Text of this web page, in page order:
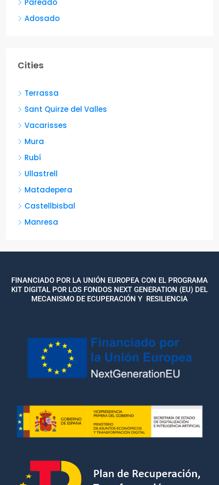
Pareado
Adosado
Cities
Terrassa
Sant Quirze del Valles
Vacarisses
Mura
Rubí
Ullastrell
Matadepera
Castellbisbal
Manresa
FINANCIADO POR LA UNIÓN EUROPEA CON EL PROGRAMA
KIT DIGITAL POR LOS FONDOS NEXT GENERATION (EU) DEL
MECANISMO DE ECUPERACIÓN Y RESILIENCIA